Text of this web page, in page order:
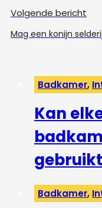
Volgende bericht
Mag een konijn
Badkamer,
Kan
Badkamer,